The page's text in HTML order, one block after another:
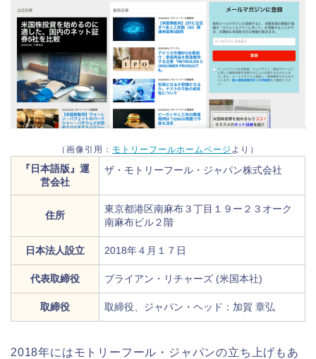
（画像引用： モトリーフールホームページ より）
『日本語版』運
営会社
ザ・モトリーフール・ジャパン株式会社
住所
東京都港区南麻布３丁目１９ー２３オーク
南麻布ビル２階
日本法人設立 2018年４月１７日
代表取締役 ブライアン・リチャーズ (米国本社)
取締役 取締役、ジャパン・ヘッド：加賀 章弘
2018年にはモトリーフール・ジャパンの立ち上げもあ